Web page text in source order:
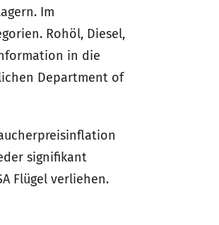
Im
Rohöl, Diesel,
in die
Department of
signifikant
Flügel verliehen.